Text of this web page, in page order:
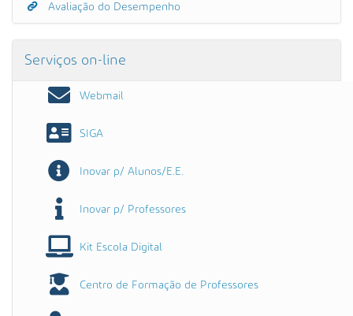
Avaliação do Desempenho
Serviços on-line
Webmail
SIGA
Inovar p/ Alunos/E.E.
Inovar p/ Professores
Kit Escola Digital
Centro de Formação de Professores